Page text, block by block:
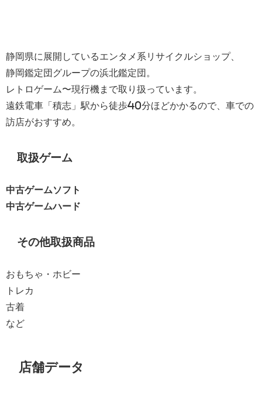
静岡県に展開しているエンタメ系リサイクルショップ、
静岡鑑定団グループの浜北鑑定団。
レトロゲーム〜現行機まで取り扱っています。
遠鉄電車「積志」駅から徒歩40分ほどかかるので、車での
訪店がおすすめ。
取扱ゲーム
中古ゲームソフト
中古ゲームハード
その他取扱商品
おもちゃ・ホビー
トレカ
古着
など
店舗データ